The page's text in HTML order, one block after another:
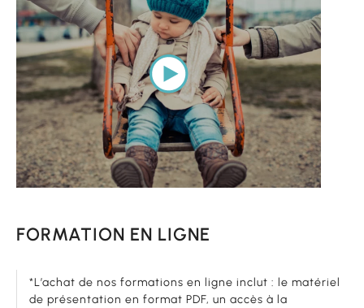
FORMATION EN LIGNE
*L’achat de nos formations en ligne inclut : le matériel
de présentation en format PDF, un accès à la